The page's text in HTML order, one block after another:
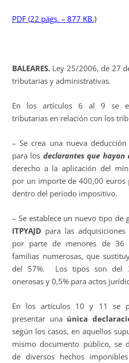
PDF (22 págs. – 877 KB.)
BALEARES. Ley 25/2006, de 27
tributarias y administrativas.
En los artículos 6 al 9 se
tributarias en relación con los
– Se crea una nueva
para los declarantes que hayan
derecho a la aplicación del
por un importe de 400,00 euros
dentro del período impositivo.
– Se establece un nuevo tipo de
ITPYAJD para las
por parte de menores de 36
familias numerosas, que
del 57%. Los tipos son del
onerosas y 0,5% para actos
En los artículos 10 y 11 se
presentar una única
según los casos, en aquellos
mismo documento público, se
de diversos hechos